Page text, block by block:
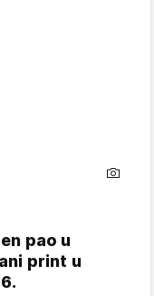
pao u
print u